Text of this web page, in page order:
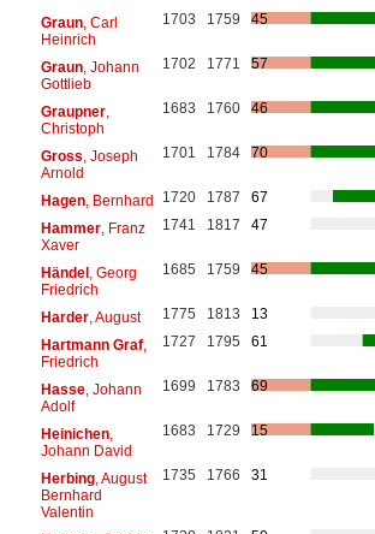
Graun, Carl
Heinrich
1703 1759 45
Graun, Johann
Gottlieb
1702 1771 57
Graupner,
Christoph
1683 1760 46
Gross , Joseph
Arnold
1701 1784 70
Hagen, Bernhard 1720 1787
67
Hammer, Franz
Xaver
1741 1817 47
Händel, Georg
Friedrich
1685 1759 45
Harder, August 1775 1813
13
Hartmann Graf,
Friedrich
1727 1795 61
Hasse, Johann
Adolf
1699 1783 69
Heinichen,
Johann David
1683 1729 15
Herbing, August
Bernhard
Valentin
1735 1766 31